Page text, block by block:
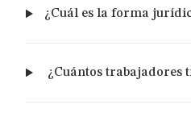
¿Cuál es la forma
¿Cuántos trabajadores